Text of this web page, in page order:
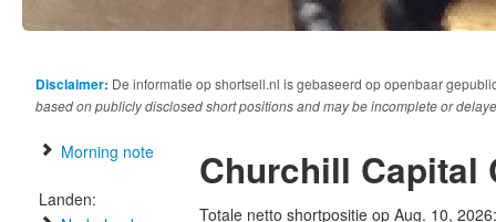
Disclaimer: De informatie op shortsell.nl is gebaseerd op openbaar
based on publicly disclosed short positions and may be incomplete or
Morning note
Landen:
Churchill Capital
Totale netto shortpositie op Aug. 10,